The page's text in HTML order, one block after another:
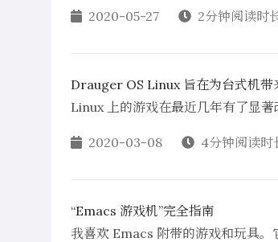
2020-05-27 2分钟阅读时
Drauger OS Linux 旨在为台式机带
Linux 上的游戏在最近几年有了显
2020-03-08 4分钟阅读时
“Emacs 游戏机”完全指南
我喜欢 Emacs 附带的游戏和玩具。